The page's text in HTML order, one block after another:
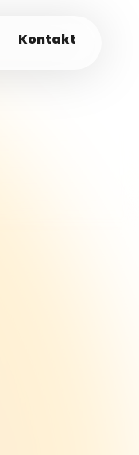
Kontakt